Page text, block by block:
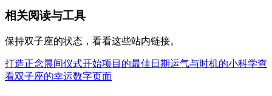
相关阅读与工具
保持双子座的状态，看看这些站内链接。
打造正念晨间仪式开始项目的最佳日期运气与时机的小科学查
看双子座的幸运数字页面